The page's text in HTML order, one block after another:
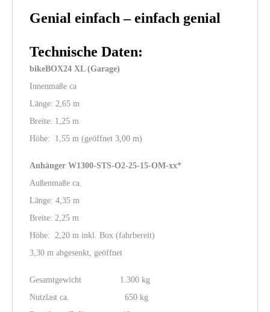
Genial einfach – einfach genial
Technische Daten:
bikeBOX24 XL (Garage)
Innenmaße ca
Länge: 2,65 m
Breite: 1,25 m
Höhe: 1,55 m (geöffnet 3,00 m)
Anhänger W1300-STS-O2-25-15-OM-xx*
Außenmaße ca.
Länge: 4,35 m
Breite: 2,25 m
Höhe: 2,20 m inkl. Box (fahrbereit)
3,30 m abgesenkt, geöffnet
Gesamtgewicht 1.300 kg
Nutzlast ca. 650 kg